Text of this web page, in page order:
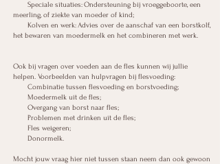
Speciale situaties: Ondersteuning bij vroeggeboorte, een
meerling, of ziekte van moeder of kind;
Kolven en werk: Advies over de aanschaf van een borstkolf,
het bewaren van moedermelk en het combineren met werk.
Ook bij vragen over voeden aan de fles kunnen wij jullie
helpen. Voorbeelden van hulpvragen bij flesvoeding:
Combinatie tussen flesvoeding en borstvoeding;
Moedermelk uit de fles;
Overgang van borst naar fles;
Problemen met drinken uit de fles;
Fles weigeren;
Donormelk.
Mocht jouw vraag hier niet tussen staan neem dan ook gewoon